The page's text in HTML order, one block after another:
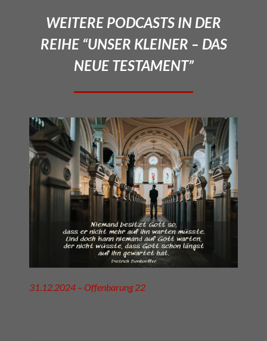
WEITERE PODCASTS IN DER
REIHE “UNSER KLEINER – DAS
NEUE TESTAMENT”
31.12.2024 – Offenbarung 22